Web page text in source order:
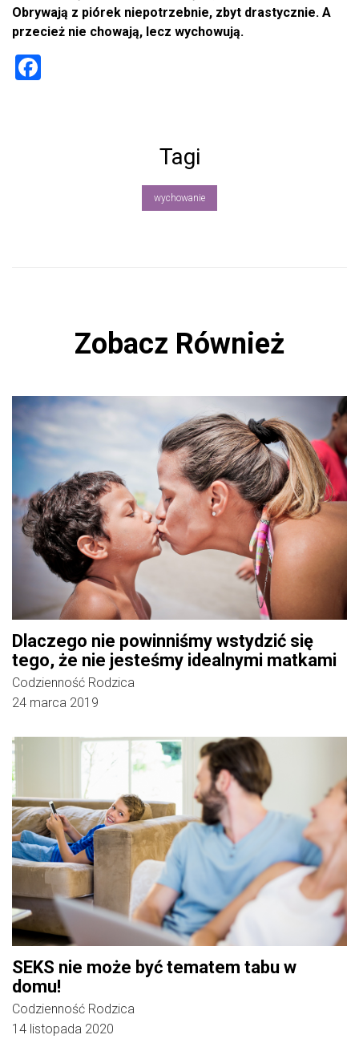
Obrywają z piórek niepotrzebnie, zbyt drastycznie. A
przecież nie chowają, lecz wychowują.
Tagi
wychowanie
Zobacz Również
Dlaczego nie powinniśmy wstydzić się
tego, że nie jesteśmy idealnymi matkami
Codzienność Rodzica
24 marca 2019
SEKS nie może być tematem tabu w
domu!
Codzienność Rodzica
14 listopada 2020